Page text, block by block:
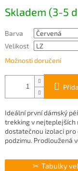
cena:
Skladem (3-5
Barva
Velikost
Možnosti doručení
Ideální první dámský
trekking v nejteplejších
dostatečnou izolaci pro
podzimu. Prodloužená
Tabulky